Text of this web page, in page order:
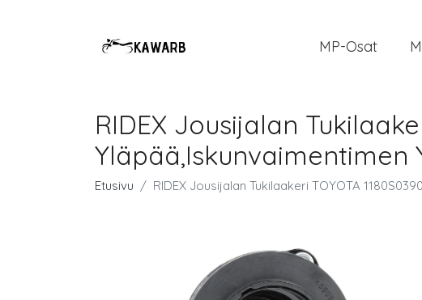
MP-Osat
RIDEX Jousijalan
Yläpää,Iskunvaimentimen
Etusivu RIDEX Jousijalan Tukilaakeri TOYOTA